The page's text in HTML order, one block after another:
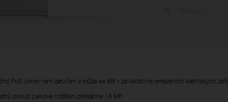
PoE výkon není zaručen a může se lišit v závislosti na omezeních klientských
pokud celkové rozlišení přesáhne 16 MP.